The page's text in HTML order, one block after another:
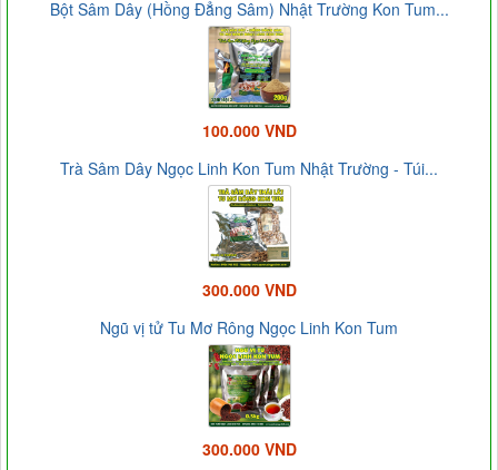
Bột Sâm Dây (Hồng Đẳng Sâm) Nhật Trường Kon Tum...
100.000 VND
Trà Sâm Dây Ngọc Linh Kon Tum Nhật Trường - Túi...
300.000 VND
Ngũ vị tử Tu Mơ Rông Ngọc Linh Kon Tum
300.000 VND